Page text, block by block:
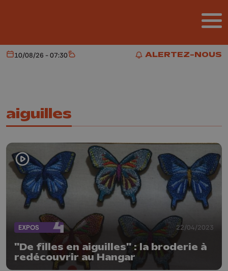
ALERTEZ-NOUS
ALERTEZ-NOUS
Aujourd'hui
10/08/26 - 07:30 Météo
aiguilles
EXPOS 22/04/2023
"De filles en aiguilles" : la broderie à
redécouvrir au Hangar